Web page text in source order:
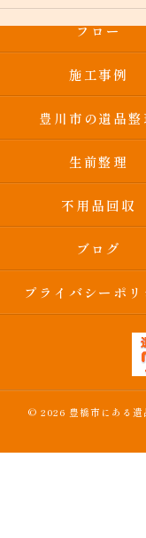
フロー
施工事例
豊川市の遺品整
生前整理
不用品回収
ブログ
プライバシーポリ
© 2026 豊橋市にある